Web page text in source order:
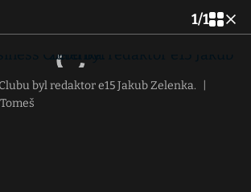
1/1
byl redaktor e15 Jakub Zelenka.